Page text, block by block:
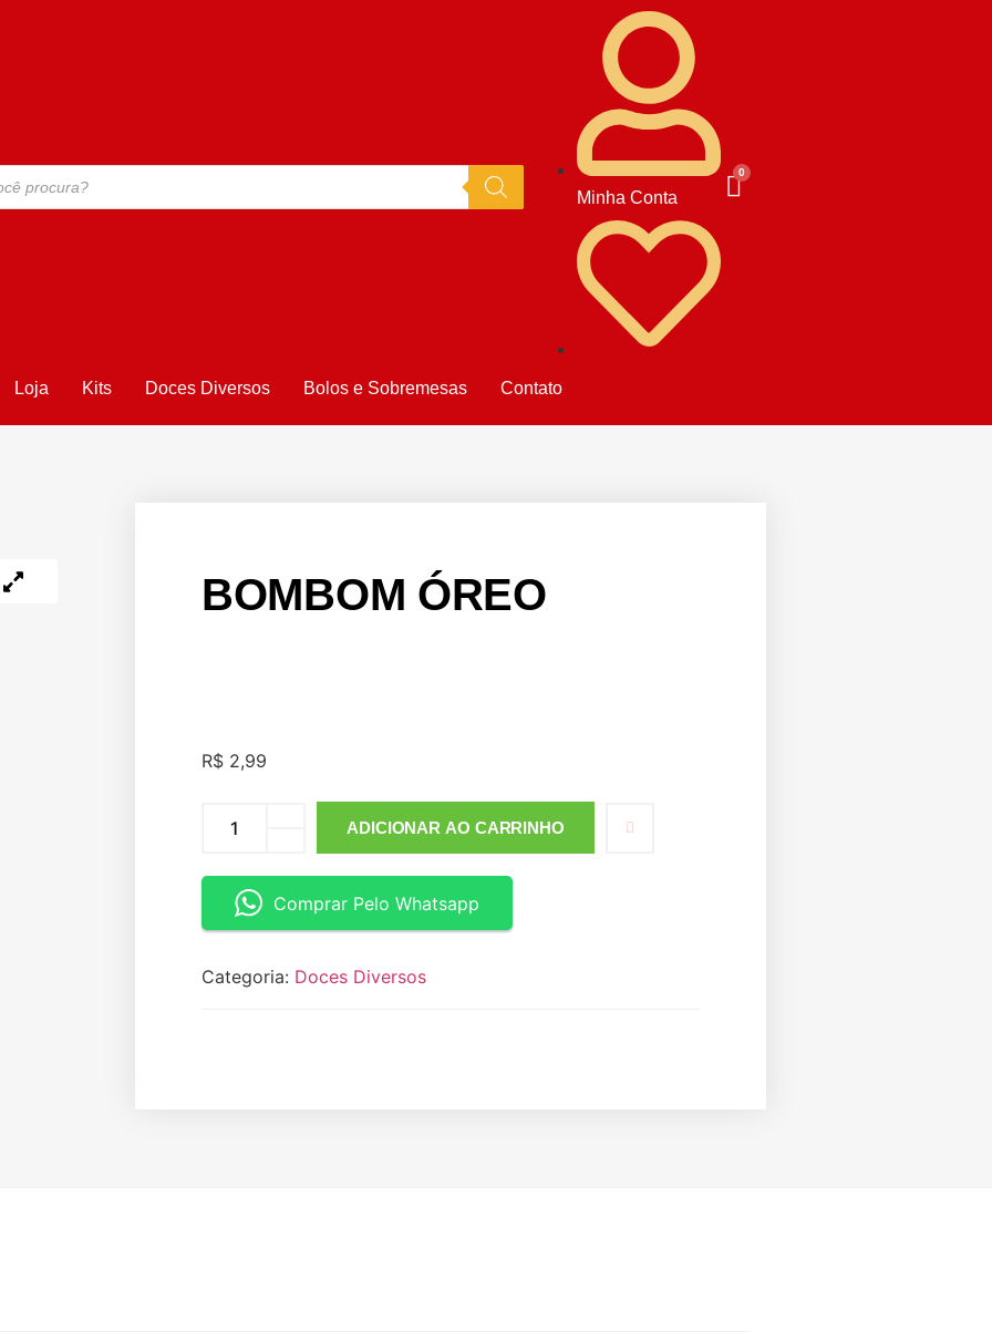
Minha Conta
Loja Kits Doces Diversos Bolos e Sobremesas Contato
BOMBOM ÓREO
R$ 2,99
ADICIONAR AO CARRINHO
Comprar Pelo Whatsapp
Categoria: Doces Diversos